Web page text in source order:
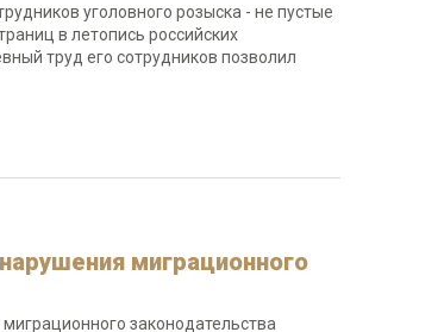
уголовного розыска - не пустые
в летопись российских
труд его сотрудников позволил
миграционного
законодательства